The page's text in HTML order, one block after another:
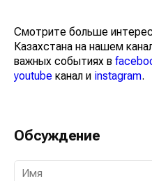
Смотрите больше
Казахстана на нашем
важных событиях в
youtube канал и instagram.
Обсуждение